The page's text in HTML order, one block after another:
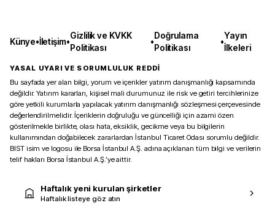
Künye•İletişim•
Gizlilik ve KVKK
Politikası
•
Doğrulama
Politikası
•
Yayın
İlkeleri
YASAL UYARI VE SORUMLULUK REDDİ
Bu sayfada yer alan bilgi, yorum ve içerikler yatırım danışmanlığı kapsamında
değildir. Yatırım kararları, kişisel mali durumunuz ile risk ve getiri tercihlerinize
göre yetkili kurumlarla yapılacak yatırım danışmanlığı sözleşmesi çerçevesinde
değerlendirilmelidir. İçeriklerin doğruluğu ve güncelliği için azami özen
gösterilmekle birlikte, olası hata, eksiklik, gecikme veya bu bilgilerin
kullanımından doğabilecek zararlardan İstanbul Ticaret Odası sorumlu değildir.
BIST isim ve logosu ile Borsa İstanbul A.Ş. adına açıklanan tüm bilgi ve verilerin
telif hakları Borsa İstanbul A.Ş.’ye aittir.
Haftalık yeni kurulan şirketler
Haftalık listeye göz atın